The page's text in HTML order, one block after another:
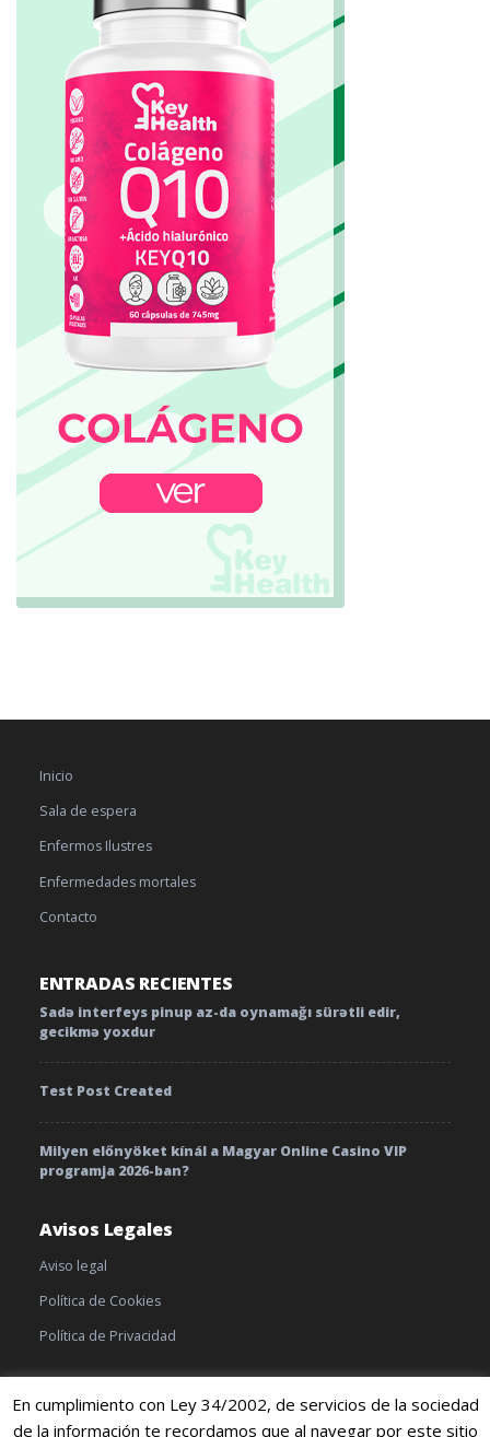
Inicio
Sala de espera
Enfermos Ilustres
Enfermedades mortales
Contacto
ENTRADAS RECIENTES
Sadə interfeys pinup az-da oynamağı sürətli edir,
gecikmə yoxdur
Test Post Created
Milyen előnyöket kínál a Magyar Online Casino VIP
programja 2026-ban?
Avisos Legales
Aviso legal
Política de Cookies
Política de Privacidad
En cumplimiento con Ley 34/2002, de servicios de la sociedad
de la información te recordamos que al navegar por este sitio